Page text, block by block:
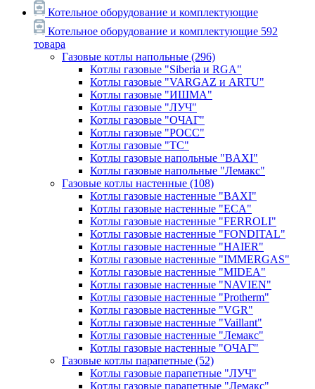
Котельное оборудование и комплектующие
Котельное оборудование и комплектующие 592
товара
Газовые котлы напольные (296)
Котлы газовые "Siberia и RGA"
Котлы газовые "VARGAZ и ARTU"
Котлы газовые "ИШМА"
Котлы газовые "ЛУЧ"
Котлы газовые "ОЧАГ"
Котлы газовые "РОСС"
Котлы газовые "ТС"
Котлы газовые напольные "BAXI"
Котлы газовые напольные "Лемакс"
Газовые котлы настенные (108)
Котлы газовые настенные "BAXI"
Котлы газовые настенные "ECA"
Котлы газовые настенные "FERROLI"
Котлы газовые настенные "FONDITAL"
Котлы газовые настенные "HAIER"
Котлы газовые настенные "IMMERGAS"
Котлы газовые настенные "MIDEA"
Котлы газовые настенные "NAVIEN"
Котлы газовые настенные "Protherm"
Котлы газовые настенные "VGR"
Котлы газовые настенные "Vaillant"
Котлы газовые настенные "Лемакс"
Котлы газовые настенные "ОЧАГ"
Газовые котлы парапетные (52)
Котлы газовые парапетные "ЛУЧ"
Котлы газовые парапетные "Лемакс"